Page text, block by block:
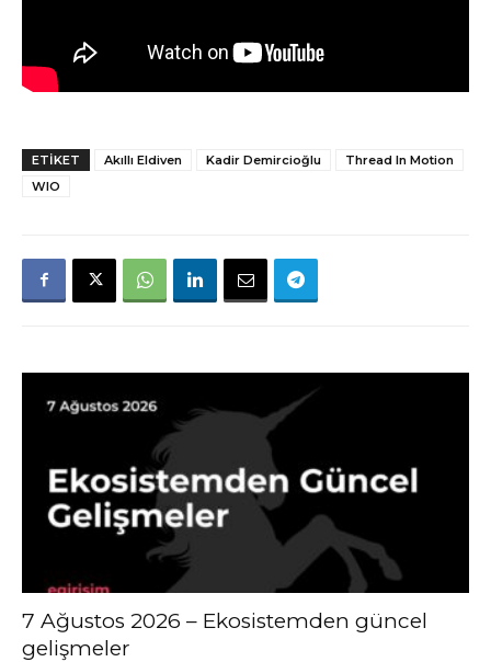
ETIKET Akıllı Eldiven Kadir Demircioğlu
Thread In Motion
WIO
7 Ağustos 2026 – Ekosistemden güncel
gelişmeler